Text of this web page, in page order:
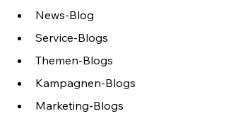
News-Blog
Service-Blogs
Themen-Blogs
Kampagnen-Blogs
Marketing-Blogs